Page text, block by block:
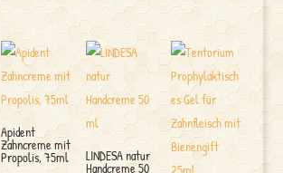
Apident
Zahncreme mit
Propolis, 75ml
LINDESA natur
Handcreme 50